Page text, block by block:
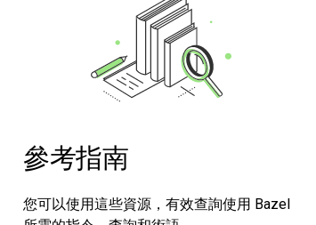
參考指南
您可以使用這些資源，有效查詢使用 Bazel